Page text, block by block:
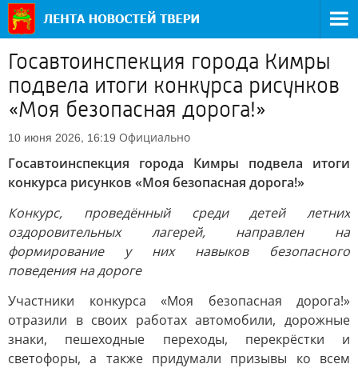
Госавтоинспекция города Кимры
подвела итоги конкурса рисунков
«Моя безопасная дорога!»
10 июня 2026, 16:19 Официально
Госавтоинспекция города Кимры подвела итоги
конкурса рисунков «Моя безопасная дорога!»
Конкурс, проведённый среди детей летних
оздоровительных лагерей, направлен на
формирование у них навыков безопасного
поведения на дороге
Участники конкурса «Моя безопасная дорога!»
отразили в своих работах автомобили, дорожные
знаки, пешеходные переходы, перекрёстки и
светофоры, а также придумали призывы ко всем